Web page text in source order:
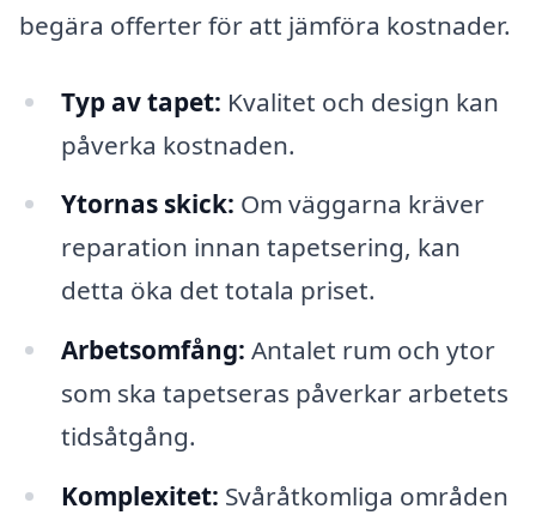
begära offerter för att jämföra kostnader.
Typ av tapet: Kvalitet och design kan
påverka kostnaden.
Ytornas skick: Om väggarna kräver
reparation innan tapetsering, kan
detta öka det totala priset.
Arbetsomfång: Antalet rum och ytor
som ska tapetseras påverkar arbetets
tidsåtgång.
Komplexitet: Svåråtkomliga områden